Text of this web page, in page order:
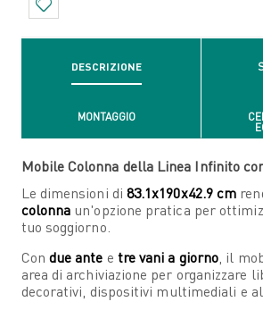
DESCRIZIONE
MONTAGGIO
Mobile Colonna della Linea Infinito
Le dimensioni di 83.1x190x42.9 cm
colonna un'opzione pratica per
tuo soggiorno.
Con due ante e tre vani a giorno , il
area di archiviazione per organizzare
decorativi, dispositivi multimediali e